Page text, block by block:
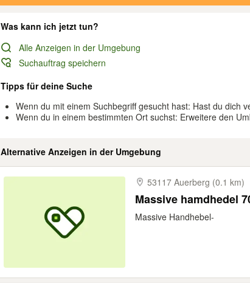
Was kann ich jetzt tun?
Alle Anzeigen in der Umgebung
Suchauftrag speichern
Tipps für deine Suche
Wenn du mit einem Suchbegriff gesucht hast: Hast du dich
Wenn du in einem bestimmten Ort suchst: Erweitere den
Alternative Anzeigen in der Umgebung
53117 Auerberg (0.1 km)
Massive hamdhedel
Massive Handhebel-